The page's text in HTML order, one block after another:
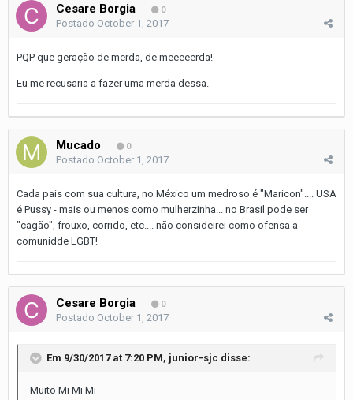
Cesare Borgia 0
Postado October 1, 2017
PQP que geração de merda, de meeeeerda!
Eu me recusaria a fazer uma merda dessa.
Mucado 0
Postado October 1, 2017
Cada pais com sua cultura, no México um medroso é "Maricon".... USA
é Pussy - mais ou menos como mulherzinha... no Brasil pode ser
"cagão", frouxo, corrido, etc.... não consideirei como ofensa a
comunidde LGBT!
Cesare Borgia 0
Postado October 1, 2017
Em 9/30/2017 at 7:20 PM, junior-sjc disse:
Muito Mi Mi Mi